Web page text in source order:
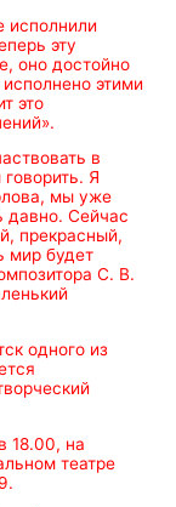
исполнили
эту
оно достойно
этими
это
в
Я
мы уже
давно. Сейчас
прекрасный,
мир будет
С. В.
одного из
18.00, на
театре